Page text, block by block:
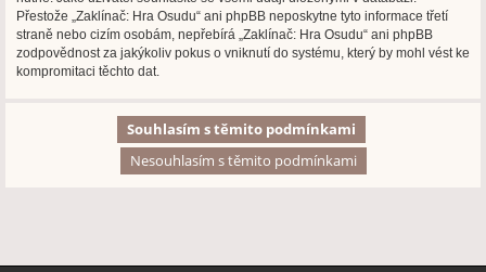
Přestože „Zaklínač: Hra Osudu“ ani phpBB neposkytne tyto informace třetí
straně nebo cizím osobám, nepřebírá „Zaklínač: Hra Osudu“ ani phpBB
zodpovědnost za jakýkoliv pokus o vniknutí do systému, který by mohl vést ke
kompromitaci těchto dat.